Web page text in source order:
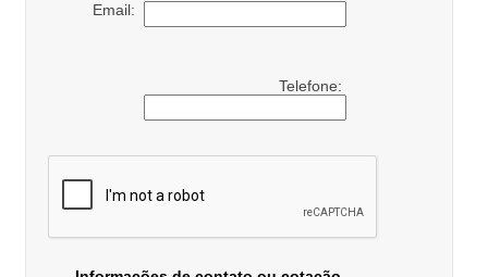
Email:
Telefone: